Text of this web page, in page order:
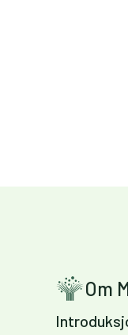
Om